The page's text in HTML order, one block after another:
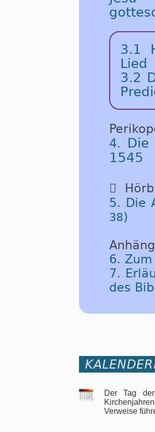
3.1
Lied
3.2
4. Die
1545

5. Die
38)
6.
7.
des
Der Tag
Verweise